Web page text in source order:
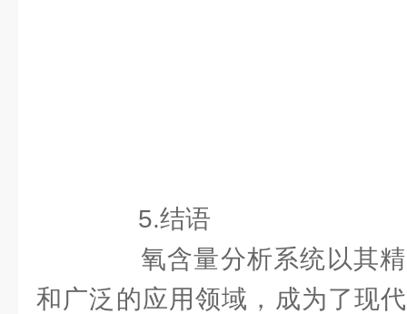
5.结语
氧含量分析系统以其精
和广泛的应用领域，成为了现